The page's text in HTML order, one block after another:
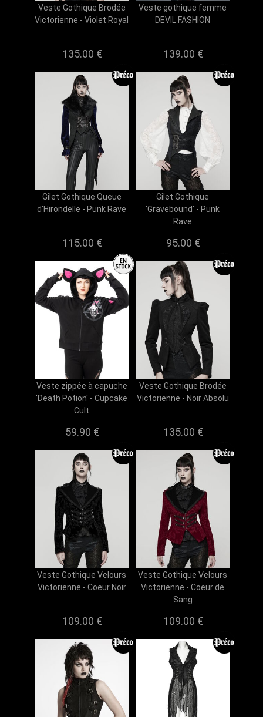
Veste Gothique Brodée
Victorienne - Violet Royal
135.00 €
Veste gothique femme
DEVIL FASHION
139.00 €
Gilet Gothique Queue
d'Hirondelle - Punk Rave
115.00 €
Gilet Gothique
'Gravebound' - Punk
Rave
95.00 €
Veste zippée à capuche
'Death Potion' - Cupcake
Cult
59.90 €
Veste Gothique Brodée
Victorienne - Noir Absolu
135.00 €
Veste Gothique Velours
Victorienne - Coeur Noir
109.00 €
Veste Gothique Velours
Victorienne - Coeur de
Sang
109.00 €